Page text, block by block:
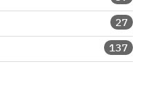
27
137